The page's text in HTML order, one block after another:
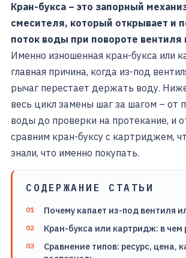
Кран-букса – это запорный
смесителя, который открывает и
поток воды при повороте вентиля
Именно изношенная кран-букса или
главная причина, когда из-под
рычаг перестает держать воду.
весь цикл замены шаг за шагом – от
воды до проверки на протекание, и
сравним кран-буксу с картриджем,
знали, что именно покупать.
СОДЕРЖАНИЕ СТАТЬИ
Почему капает из-под вентиля
Кран-букса или картридж: в чем
Сравнение типов: ресурс, цена,